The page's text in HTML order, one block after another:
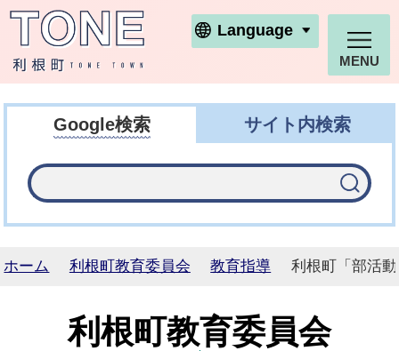
利根町ホームページ
Language
MENU
Google検索 サイト内検索
ホーム 利根町教育委員会 教育指導 利根町「部活
利根町教育委員会